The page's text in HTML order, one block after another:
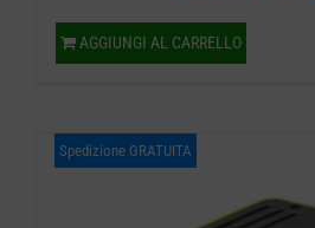
AGGIUNGI AL CARRELLO
Spedizione GRATUITA